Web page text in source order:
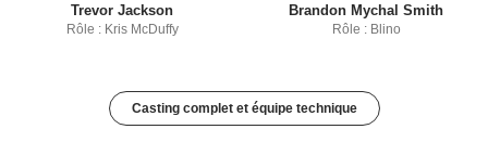
Trevor Jackson
Rôle : Kris McDuffy
Brandon Mychal Smith
Rôle : Blino
Casting complet et équipe technique